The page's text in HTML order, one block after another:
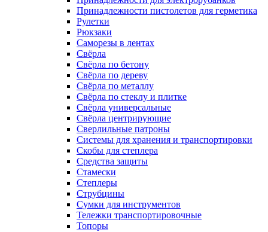
Принадлежности пистолетов для герметика
Рулетки
Рюкзаки
Саморезы в лентах
Свёрла
Свёрла по бетону
Свёрла по дереву
Свёрла по металлу
Свёрла по стеклу и плитке
Свёрла универсальные
Свёрла центрирующие
Сверлильные патроны
Системы для хранения и транспортировки
Скобы для степлера
Средства защиты
Стамески
Степлеры
Струбцины
Сумки для инструментов
Тележки транспортировочные
Топоры